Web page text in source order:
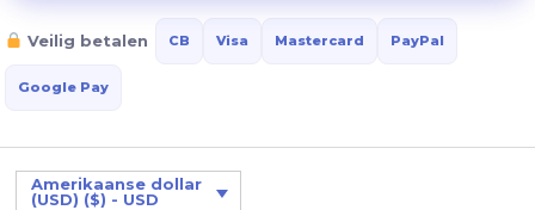
Veilig betalen CB Visa Mastercard PayPal
Google Pay
Amerikaanse dollar
(USD) ($) - USD